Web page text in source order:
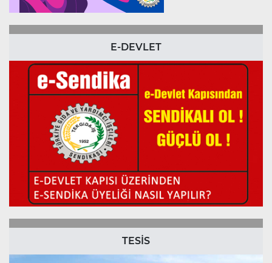
E-DEVLET
TESİS